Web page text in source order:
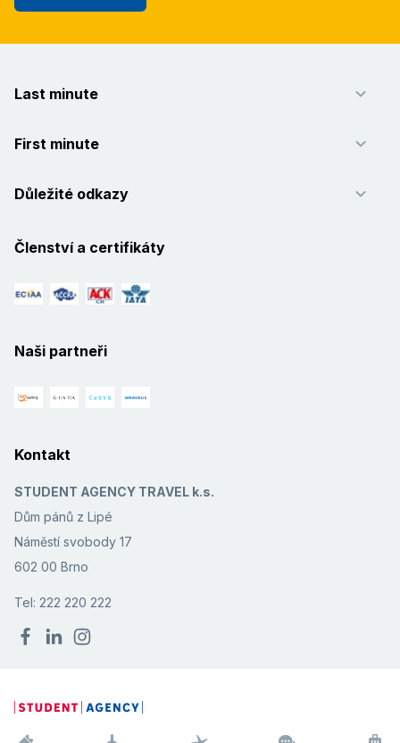
Last minute
First minute
Důležité odkazy
Členství a certifikáty
Naši partneři
Kontakt
STUDENT AGENCY TRAVEL k.s.
Dům pánů z Lipé
Náměstí svobody 17
602 00 Brno
Tel: 222 220 222